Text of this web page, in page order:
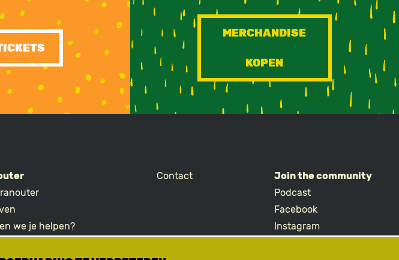
MERCHANDISE
KOPEN
we je helpen?
Contact
Join the community
Podcast
Facebook
Instagram